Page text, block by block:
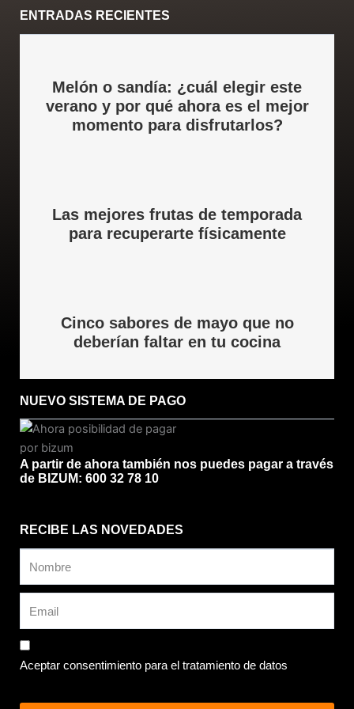
e
b
t
t
k
e
t
u
a
m
ENTRADAS RECIENTES
Melón o sandía: ¿cuál elegir este
verano y por qué ahora es el mejor
momento para disfrutarlos?
Las mejores frutas de temporada
para recuperarte físicamente
Cinco sabores de mayo que no
deberían faltar en tu cocina
NUEVO SISTEMA DE PAGO
A partir de ahora también nos puedes pagar a través
de BIZUM: 600 32 78 10
RECIBE LAS NOVEDADES
Aceptar consentimiento para el tratamiento de datos